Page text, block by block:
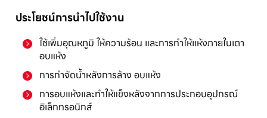
ประโยชน์การนำไปใช้งาน
ใช้เพิ่มอุณหภูมิ ให้ความร้อน และการทำให้แห้งภายในเตา
อบแห้ง
การกำจัดน้ำหลังการล้าง อบแห้ง
การอบแห้งและทำให้แข็งหลังจากการประกอบอุปกรณ์
อิเล็กทรอนิกส์